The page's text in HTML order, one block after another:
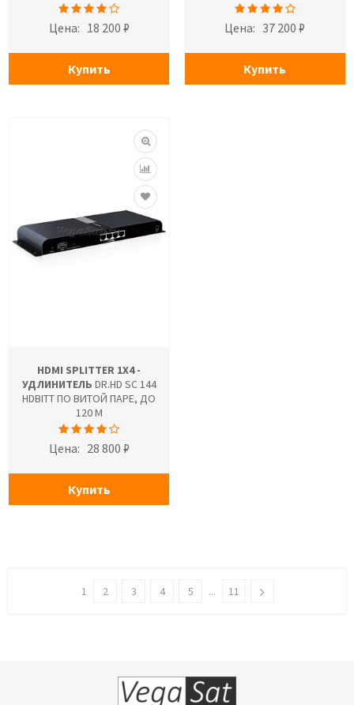
Цена: 18 200 ₽
Купить
Цена: 37 200 ₽
Купить
HDMI SPLITTER 1X4 -
УДЛИНИТЕЛЬ DR.HD SC 144
HDBITT ПО ВИТОЙ ПАРЕ, ДО
120 М
Цена: 28 800 ₽
Купить
1 2 3 4 5 ... 11